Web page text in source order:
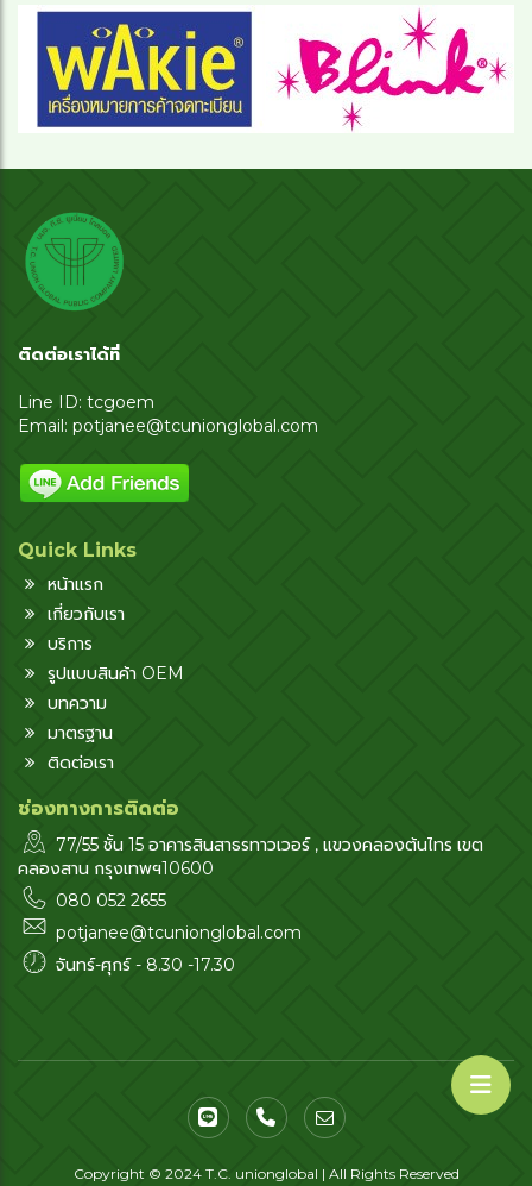
ติดต่อเราได้ที่
Line ID: tcgoem
Email: potjanee@tcunionglobal.com
Quick Links
หน้าแรก
เกี่ยวกับเรา
บริการ
รูปแบบสินค้า OEM
บทความ
มาตรฐาน
ติดต่อเรา
ช่องทางการติดต่อ
77/55 ชั้น 15 อาคารสินสาธรทาวเวอร์ , แขวงคลองต้นไทร เขต
คลองสาน กรุงเทพฯ10600
080 052 2655
potjanee@tcunionglobal.com
จันทร์-ศุกร์ - 8.30 -17.30
Copyright © 2024 T.C. unionglobal | All Rights Reserved